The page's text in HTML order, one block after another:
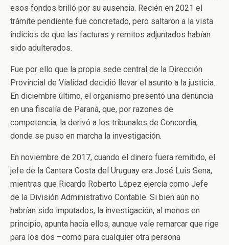
esos fondos brilló por su ausencia. Recién en 2021 el
trámite pendiente fue concretado, pero saltaron a la vista
indicios de que las facturas y remitos adjuntados habían
sido adulterados.
Fue por ello que la propia sede central de la Dirección
Provincial de Vialidad decidió llevar el asunto a la justicia.
En diciembre último, el organismo presentó una denuncia
en una fiscalía de Paraná, que, por razones de
competencia, la derivó a los tribunales de Concordia,
donde se puso en marcha la investigación.
En noviembre de 2017, cuando el dinero fuera remitido, el
jefe de la Cantera Costa del Uruguay era José Luis Sena,
mientras que Ricardo Roberto López ejercía como Jefe
de la División Administrativo Contable. Si bien aún no
habrían sido imputados, la investigación, al menos en
principio, apunta hacia ellos, aunque vale remarcar que rige
para los dos –como para cualquier otra persona